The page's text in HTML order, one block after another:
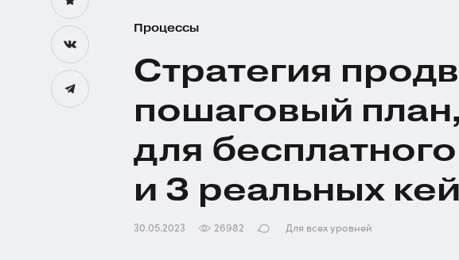
Процессы
Стратегия
пошаговый
для
и 3 реальных
30.05.2023 26982 Для всех уровней